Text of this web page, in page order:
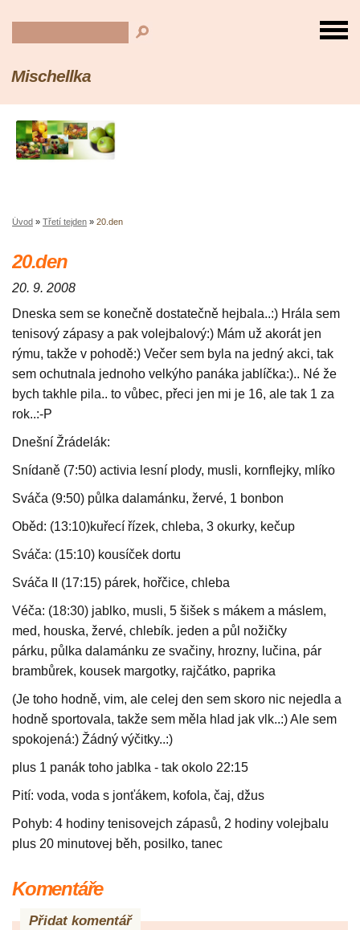
Mischellka
Úvod » Třetí tejden » 20.den
20.den
20. 9. 2008
Dneska sem se konečně dostatečně hejbala..:) Hrála sem
tenisový zápasy a pak volejbalový:) Mám už akorát jen
rýmu, takže v pohodě:) Večer sem byla na jedný akci, tak
sem ochutnala jednoho velkýho panáka jablíčka:).. Né že
bych takhle pila.. to vůbec, přeci jen mi je 16, ale tak 1 za
rok..:-P
Dnešní Žrádelák:
Snídaně (7:50) activia lesní plody, musli, kornflejky, mlíko
Sváča (9:50) půlka dalamánku, žervé, 1 bonbon
Oběd: (13:10)kuřecí řízek, chleba, 3 okurky, kečup
Sváča: (15:10) kousíček dortu
Sváča II (17:15) párek, hořčice, chleba
Véča: (18:30) jablko, musli, 5 šišek s mákem a máslem,
med, houska, žervé, chlebík. jeden a půl nožičky
párku, půlka dalamánku ze svačiny, hrozny, lučina, pár
brambůrek, kousek margotky, rajčátko, paprika
(Je toho hodně, vim, ale celej den sem skoro nic nejedla a
hodně sportovala, takže sem měla hlad jak vlk..:) Ale sem
spokojená:) Žádný výčitky..:)
plus 1 panák toho jablka - tak okolo 22:15
Pití: voda, voda s jonťákem, kofola, čaj, džus
Pohyb: 4 hodiny tenisovejch zápasů, 2 hodiny volejbalu
plus 20 minutovej běh, posilko, tanec
Komentáře
Přidat komentář